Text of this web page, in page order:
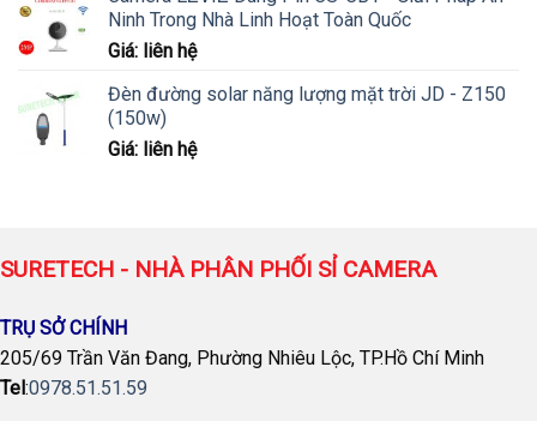
Ninh Trong Nhà Linh Hoạt Toàn Quốc
Giá: liên hệ
Đèn đường solar năng lượng mặt trời JD - Z150
(150w)
Giá: liên hệ
SURETECH - NHÀ PHÂN PHỐI SỈ CAMERA
TRỤ SỞ CHÍNH
205/69 Trần Văn Đang, Phường Nhiêu Lộc, TP.Hồ Chí Minh
Tel:0978.51.51.59